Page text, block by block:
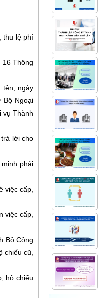
thu lệ phí
Thông
tên, ngày
Bộ Ngoại
vụ Thành
lời cho
phải
việc cấp,
việc cấp,
Bộ Công
cũ,
hộ chiếu